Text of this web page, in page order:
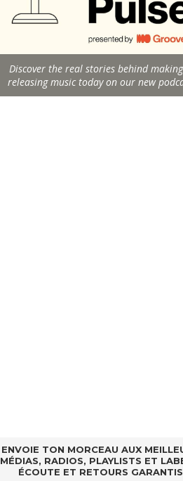
Discover the real stories behind
releasing music today on our new
ENVOIE TON MORCEAU AUX
MÉDIAS, RADIOS, PLAYLISTS ET
ÉCOUTE ET RETOURS GARANTIS